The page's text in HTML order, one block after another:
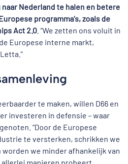
Nederland te halen en betere
programma's, zoals de
Act 2.0 . “We zetten ons voluit in
Europese interne markt,
te maken, willen D66 en
investeren in defensie – waar
“Door de Europese
te versterken, schrikken we
we minder afhankelijk van